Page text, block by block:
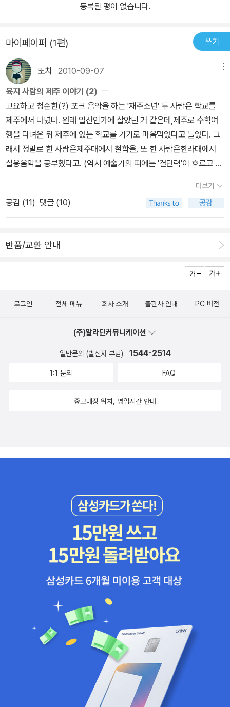
등록된 평이 없습니다.
마이페이퍼 (1편) 쓰기
또치 2010-09-07
육지 사람의 제주 이야기 (2)
고요하고 청순한(?) 포크 음악을 하는 '재주소년' 두 사람은 학교를
제주에서 다녔다. 원래 일산인가에 살았던 거 같은데,제주로 수학여
행을 다녀온 뒤 제주에 있는 학교를 가기로 마음먹었다고 들었다. 그
래서 정말로 한 사람은제주대에서 철학을, 또 한 사람은한라대에서
실용음악을 공부했다고. (역시 예술가의 피에는 '결단력'이 흐르고 있
이의 자취방에서... >라는 연주곡이 있다. (위에 링크해놓은 음악입니
다) 제주 중산간에는 비가 한번 오면 막 쏟아져 내려 무서울 때가 있
지만, 봄날 시내에 내리는 비는 이렇게 조용하고 촉촉한 느낌이다. 제
상상하곤 한다.재주소년은 이제 제주에 살고 있지 않지만, 음악가들
니, 조동익 옵빠던가??), 그리고 또 몇분이 애월읍 어딘가에 살고 계
반 속지를 보면, 맨발에 커다란 리트리버를 발밑에 두고 편안한 모습
아 보인다.애월의 집에서 찍었을 것 같은 사진.(발냄새를 맡고 있는
뵨태 리트리버 같으니! >.< )뭐 거창한 계획이 있어서라기보다, 살 곳
람은 드문데, 20대에 결혼하자마자 제주로 내려가 살고 있는 참 예쁜
나와서 깜짝 놀랐다. 시각디자인을 전공하고 각각광고와 북디자인 일
씨가 북디자인 일을 해서 살기에 불편하지 않을 정도만돈을 벌고한달
에 50만원 가지면 충분히 산다고 자랑 아닌 자랑을 한다. 만사 태평
하고 느긋하기 짝이 없는 이 부부가 어떻게 광고회사를 다니고 마감
날짜를 지키며 살았는지 지금 모습을 보면 의아할 따름...여유를 얻고
창조적 에너지를 받기 위해 가난을 택하기란 그닥 쉽지 않은 선택이
다. 그럼에도 불구하고 이렇게 용감하게 가난을 선택하는 사람들이
많아져야 세상이 조금씩 좋아질 것이라 생각한다. 언제가 될지 공개
복하고 풍요롭게 살 것이다. 제주에서 살아가는 육지 사람들이 나에
게 계속 용기가 되어주고 있다.그들의 블로그를 뻔질나게 드나들며
날마다 혼자 좋아하고 있다.역시나 인간극장에 나와 유명세를 탔던
박범준 장길연 부부.내로라하는 좋은 대학을 나온 젊고 예쁜 부부가
무주 산골에 묻혀 사는 모습을 사람들은 참 신기해했고, 찾아가서 보
고 확인하고 싶어했나 보다. 그 등쌀에 괴로웠던 두 사람은 다른 곳을
찾아 헤맸고,지금은 제주에 내려가조천읍 와흘리에서 '바람도서관'과
더보기
공감 (11) 댓글 (10)
반품/교환 안내
로그인 전체 메뉴 회사 소개 출판사 안내 PC 버전
(주)알라딘커뮤니케이션
일반문의 (발신자 부담) 1544-2514
1:1 문의 FAQ
중고매장 위치, 영업시간 안내